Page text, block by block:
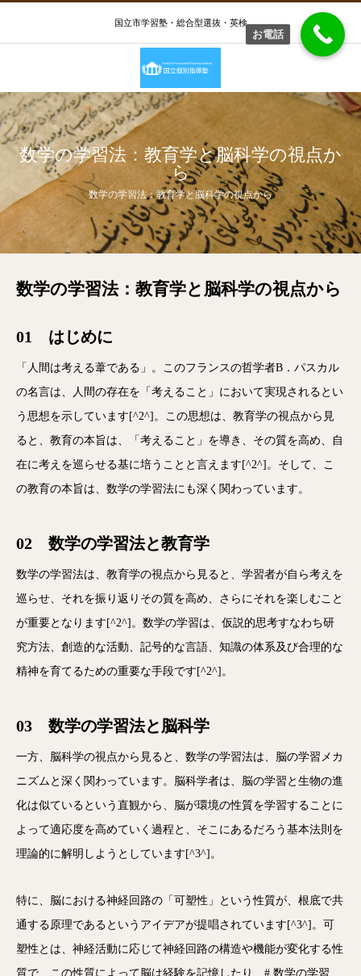
国立市学習塾・総合型選抜・英検
数学の学習法：教育学と脳科学の視点か
ら
数学の学習法：教育学と脳科学の視点から
数学の学習法：教育学と脳科学の視点から
01 はじめに
「人間は考える葦である」。このフランスの哲学者B．パスカル
の名言は、人間の存在を「考えること」において実現されるとい
う思想を示しています[^2^]。この思想は、教育学の視点から見
ると、教育の本旨は、「考えること」を導き、その質を高め、自
在に考えを巡らせる基に培うことと言えます[^2^]。そして、こ
の教育の本旨は、数学の学習法にも深く関わっています。
02 数学の学習法と教育学
数学の学習法は、教育学の視点から見ると、学習者が自ら考えを
巡らせ、それを振り返りその質を高め、さらにそれを楽しむこと
が重要となります[^2^]。数学の学習は、仮説的思考すなわち研
究方法、創造的な活動、記号的な言語、知識の体系及び合理的な
精神を育てるための重要な手段です[^2^]。
03 数学の学習法と脳科学
一方、脳科学の視点から見ると、数学の学習法は、脳の学習メカ
ニズムと深く関わっています。脳科学者は、脳の学習と生物の進
化は似ているという直観から、脳が環境の性質を学習することに
よって適応度を高めていく過程と、そこにあるだろう基本法則を
理論的に解明しようとしています[^3^]。
特に、脳における神経回路の「可塑性」という性質が、根底で共
通する原理であるというアイデアが提唱されています[^3^]。可
塑性とは、神経活動に応じて神経回路の構造や機能が変化する性
質で、この性質によって脳は経験を記憶したり、# 数学の学習
お電話